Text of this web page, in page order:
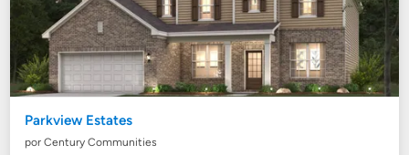
Parkview Estates
por Century Communities